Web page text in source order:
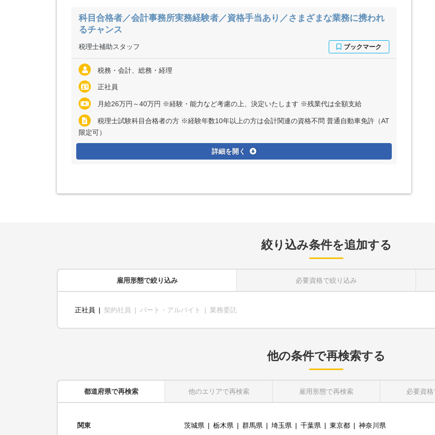
科目合格者／会計事務所実務経験者／資格手当あり／さまざまな業務に携われ
るチャンス
税理士補助スタッフ
税務・会計、総務・経理
正社員
月給26万円～40万円 ※経験・能力など考慮の上、決定いたします ※残業代は全額支給
税理士試験科目合格者の方 ※経験年数10年以上の方は会計関連の資格不問 普通自動車免許（AT
限定可）
詳細を開く
絞り込み条件を追加する
雇用形態で絞り込み 必要資格で絞り込み
正社員 契約社員 パート・アルバイト 業務委託
他の条件で再検索する
都道府県で再検索 他のエリアで再検索 雇用形態で再検索 必要資格
関東 茨城県 栃木県 群馬県 埼玉県 千葉県 東京都 神奈川県